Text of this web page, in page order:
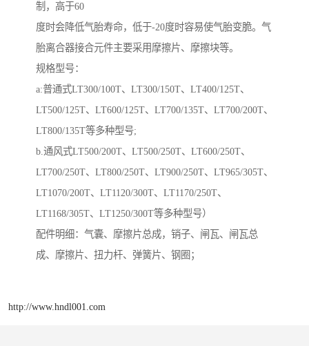
制，高于60
度时会降低气胎寿命，低于-20度时容易使气胎变脆。气
胎离合器接合元件主要采用摩擦片、摩擦块等。
规格型号：
a:普通式LT300/100T、LT300/150T、LT400/125T、
LT500/125T、LT600/125T、LT700/135T、LT700/200T、
LT800/135T等多种型号;
b.通风式LT500/200T、LT500/250T、LT600/250T、
LT700/250T、LT800/250T、LT900/250T、LT965/305T、
LT1070/200T、LT1120/300T、LT1170/250T、
LT1168/305T、LT1250/300T等多种型号）
配件明细：气囊、摩擦片总成，销子、闸瓦、闸瓦总
成、摩擦片、扭力杆、弹簧片、钢圈；
http://www.hndl001.com